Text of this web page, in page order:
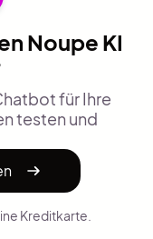
Noupe KI
für Ihre
testen und
Kreditkarte.